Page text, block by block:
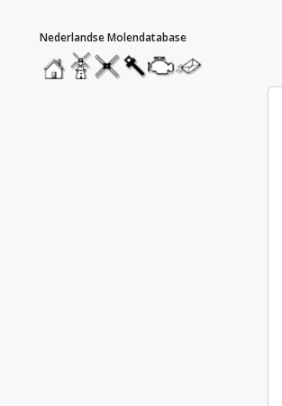
hoofdmenu
homemolendatabase
roedendatabase
assendatabase
motorendatabase
stuur
een